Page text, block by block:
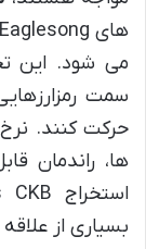
می شود. این
سمت
ها، راندمان
بسیاری از